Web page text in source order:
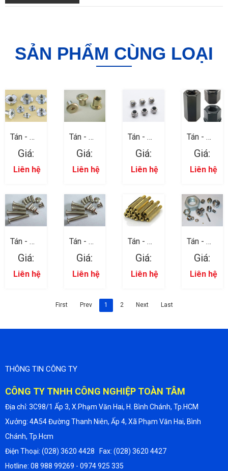
SẢN PHẨM CÙNG LOẠI
Tán - Đai
Giá:
Liên hệ
Tán - Đai
Giá:
Liên hệ
Tán - Đai
Giá:
Liên hệ
Tán - Đai
Giá:
Liên hệ
Tán - Đai
Giá:
Liên hệ
Tán - Đai
Giá:
Liên hệ
Tán - Đai
Giá:
Liên hệ
Tán - Đai
Giá:
Liên hệ
First Prev 1 2 Next Last
THÔNG TIN CÔNG TY
CÔNG TY TNHH CÔNG NGHIỆP TOÀN TÂM
Địa chỉ: 3C98/1 Ấp 3, X.Phạm Văn Hai, H. Bình Chánh, Tp.HCM
Xưởng: 4A54 Đường Thanh Niên, Ấp 4, Xã Phạm Văn Hai, Bình
Chánh, Tp.Hcm
Điện Thoại: (028) 3620 4428 Fax: (028) 3620 4427
Hotline: 08 988 99269 - 0974 925 335